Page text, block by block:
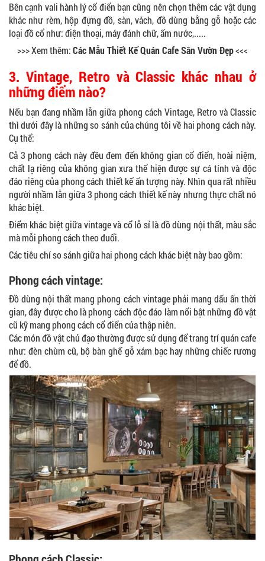
Bên cạnh vali hành lý cổ điển bạn cũng nên chọn thêm các vật dụng
khác như rèm, hộp đựng đồ, sàn, vách, đồ dùng bằng gỗ hoặc các
loại đồ cổ như: điện thoại, máy đánh chữ, ấm nước,.....
>>> Xem thêm:Các Mẫu Thiết Kế Quán Cafe Sân Vườn Đẹp<<<
3. Vintage, Retro và Classic khác nhau ở
những điểm nào?
Nếu bạn đang nhầm lẫn giữa phong cách Vintage, Retro và Classic
thì dưới đây là những so sánh của chúng tôi về hai phong cách này.
Cụ thể:
Cả 3 phong cách này đều đem đến không gian cổ điển, hoài niệm,
chất lạ riêng của không gian xưa thể hiện được sự cá tính và độc
đáo riêng của phong cách thiết kế ấn tượng này. Nhìn qua rất nhiều
người nhầm lẫn giữa 3 phong cách thiết kế này nhưng thực chất nó
khác biệt.
Điểm khác biệt giữa vintage và cổ lỗ sỉ là đồ dùng nội thất, màu sắc
mà mỗi phong cách theo đuổi.
Các tiêu chí so sánh giữa hai phong cách khác biệt này bao gồm:
Phong cách vintage:
Đồ dùng nội thất mang phong cách vintage phải mang dấu ấn thời
gian, đây được cho là phong cách độc đáo làm nổi bật những đồ vật
cũ kỹ mang phong cách cổ điển của thập niên.
Các món đồ vật chủ đạo thường được sử dụng để trang trí quán cafe
như: đèn chùm cũ, bộ bàn ghế gỗ xám bạc hay những chiếc rương
để đồ.